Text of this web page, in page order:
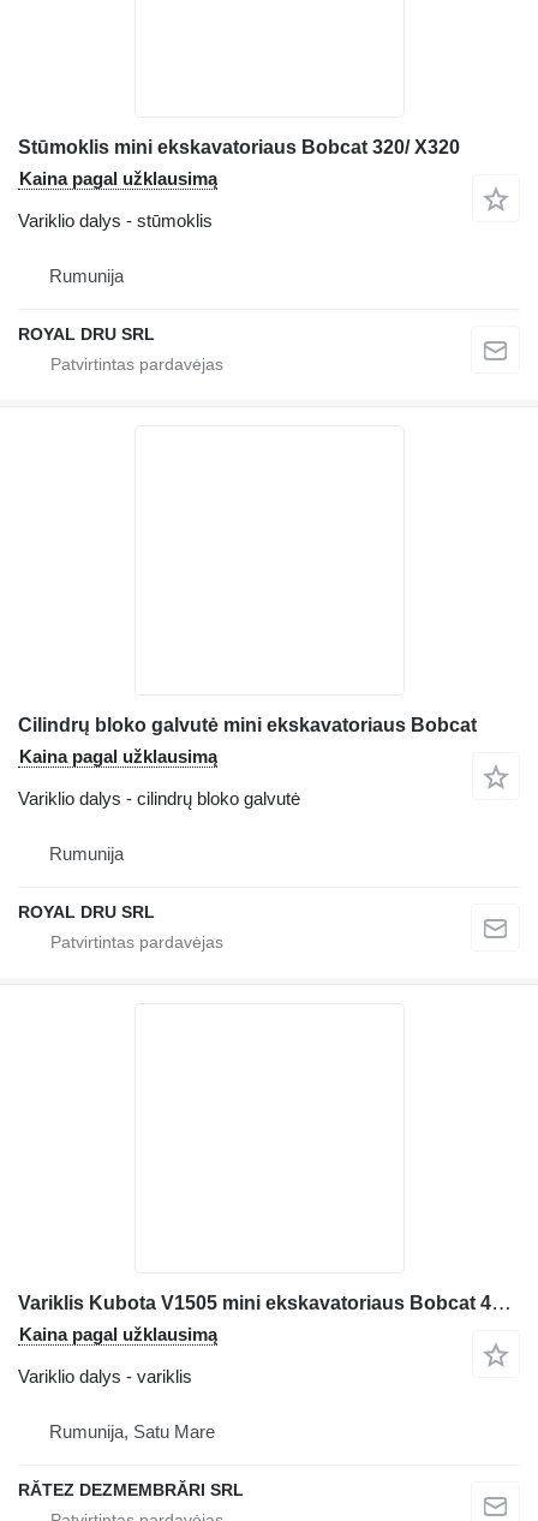
Stūmoklis mini ekskavatoriaus Bobcat 320/ X320
Kaina pagal užklausimą
Variklio dalys - stūmoklis
Rumunija
ROYAL DRU SRL
Cilindrų bloko galvutė mini ekskavatoriaus Bobcat
Kaina pagal užklausimą
Variklio dalys - cilindrų bloko galvutė
Rumunija
ROYAL DRU SRL
Variklis Kubota V1505 mini ekskavatoriaus Bobcat 428T
Kaina pagal užklausimą
Variklio dalys - variklis
Rumunija, Satu Mare
RĂTEZ DEZMEMBRĂRI SRL